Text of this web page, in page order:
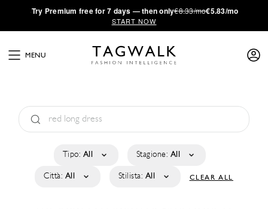
·Try Premium free for 7 days — then only€8.33/mo€5.83/mo
START NOW
MENU
Tipo: All Stagione: All
Città: All Stilista: All CLEAR ALL